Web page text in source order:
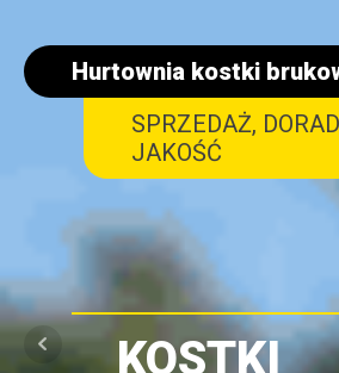
Hurtownia kostki
SPRZEDAŻ,
JAKOŚĆ